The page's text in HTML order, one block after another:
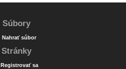
Súbory
Nahrať súbor
Stránky
Registrovať sa